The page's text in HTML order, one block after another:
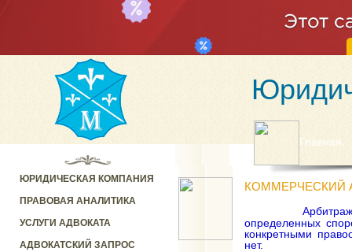
Главная
ЮРИДИЧЕСКАЯ КОМПАНИЯ
ПРАВОВАЯ АНАЛИТИКА
УСЛУГИ АДВОКАТА
АДВОКАТСКИЙ ЗАПРОС
КОММЕРЧЕСКИЙ
определенных
конкретными
нет.